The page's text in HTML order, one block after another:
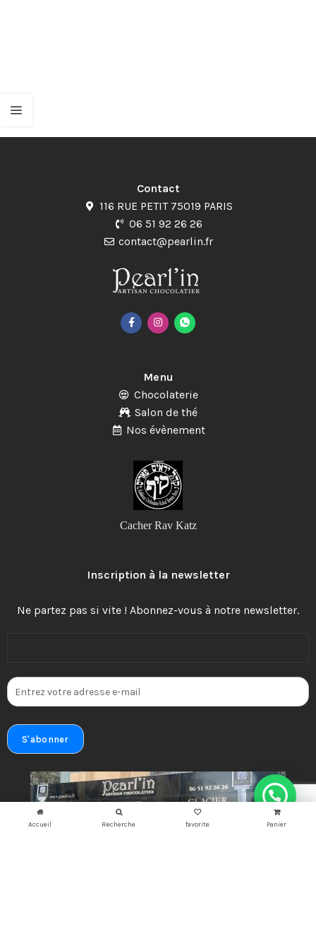
Contact
116 RUE PETIT 75019 PARIS
06 51 92 26 26
contact@pearlin.fr
Menu
Chocolaterie
Salon de thé
Nos évènement
Cacher Rav Katz
Inscription à la newsletter
Ne partez pas si vite ! Abonnez-vous à notre newsletter.
Accueil Recherche favorite Panier